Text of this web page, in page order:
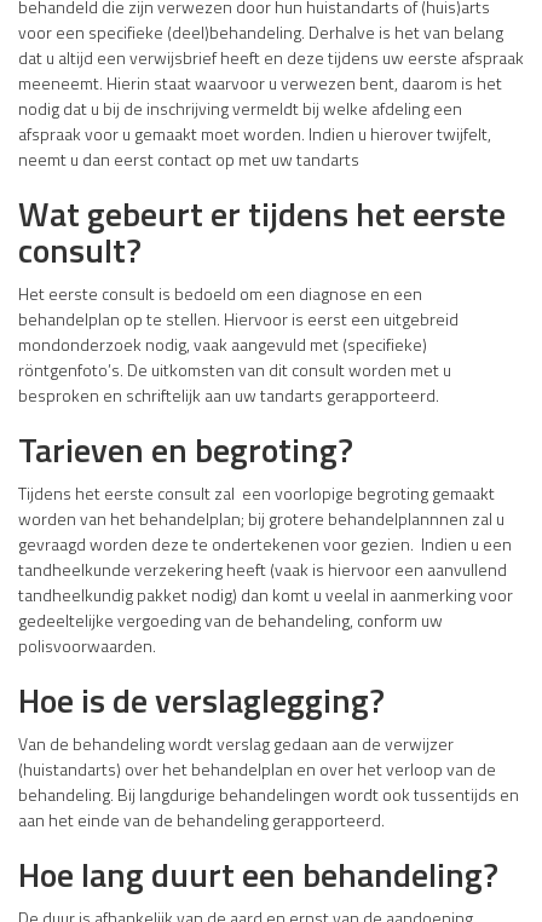
behandeld die zijn verwezen door hun huistandarts of (huis)arts
voor een specifieke (deel)behandeling. Derhalve is het van belang
dat u altijd een verwijsbrief heeft en deze tijdens uw eerste afspraak
meeneemt. Hierin staat waarvoor u verwezen bent, daarom is het
nodig dat u bij de inschrijving vermeldt bij welke afdeling een
afspraak voor u gemaakt moet worden. Indien u hierover twijfelt,
neemt u dan eerst contact op met uw tandarts
Wat gebeurt er tijdens het eerste
consult?
Het eerste consult is bedoeld om een diagnose en een
behandelplan op te stellen. Hiervoor is eerst een uitgebreid
mondonderzoek nodig, vaak aangevuld met (specifieke)
röntgenfoto’s. De uitkomsten van dit consult worden met u
besproken en schriftelijk aan uw tandarts gerapporteerd.
Tarieven en begroting?
Tijdens het eerste consult zal een voorlopige begroting gemaakt
worden van het behandelplan; bij grotere behandelplannnen zal u
gevraagd worden deze te ondertekenen voor gezien. Indien u een
tandheelkunde verzekering heeft (vaak is hiervoor een aanvullend
tandheelkundig pakket nodig) dan komt u veelal in aanmerking voor
gedeeltelijke vergoeding van de behandeling, conform uw
polisvoorwaarden.
Hoe is de verslaglegging?
Van de behandeling wordt verslag gedaan aan de verwijzer
(huistandarts) over het behandelplan en over het verloop van de
behandeling. Bij langdurige behandelingen wordt ook tussentijds en
aan het einde van de behandeling gerapporteerd.
Hoe lang duurt een behandeling?